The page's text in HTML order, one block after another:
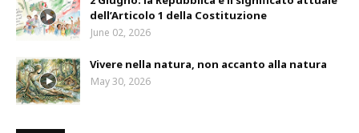
dell’Articolo 1 della Costituzione
June 02, 2026
Vivere nella natura, non accanto alla natura
May 30, 2026